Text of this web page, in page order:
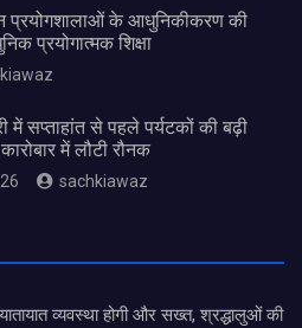
प्रयोगशालाओं के आधुनिकीकरण की
प्रयोगात्मक शिक्षा
में सप्ताहांत से पहले पर्यटकों की बढ़ी
में लौटी रौनक
sachkiawaz
यातायात व्यवस्था होगी और सख्त, श्रद्धालुओं की